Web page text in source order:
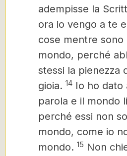
adempisse la
ora io vengo a te
cose mentre sono
mondo, perché
stessi la pienezza
gioia. 14 Io ho dato
parola e il mondo
perché essi non
mondo, come io
mondo. 15 Non